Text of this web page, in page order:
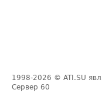
1998-2026 © ATI.SU
Сервер 60